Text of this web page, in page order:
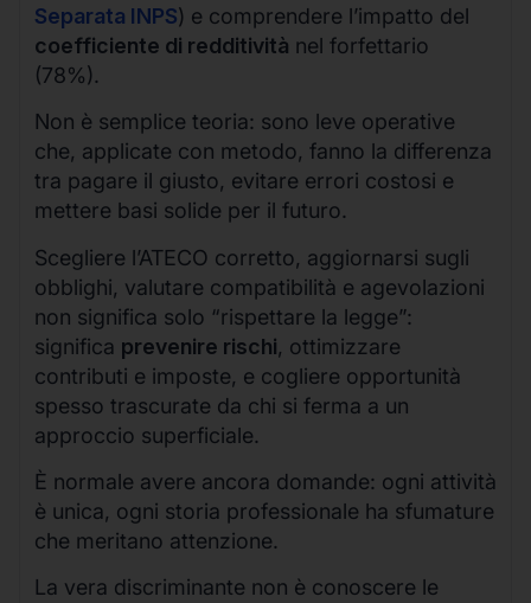
Separata INPS) e comprendere l’impatto del
coefficiente di redditività nel forfettario
(78%).
Non è semplice teoria: sono leve operative
che, applicate con metodo, fanno la differenza
tra pagare il giusto, evitare errori costosi e
mettere basi solide per il futuro.
Scegliere l’ATECO corretto, aggiornarsi sugli
obblighi, valutare compatibilità e agevolazioni
non significa solo “rispettare la legge”:
significa prevenire rischi, ottimizzare
contributi e imposte, e cogliere opportunità
spesso trascurate da chi si ferma a un
approccio superficiale.
È normale avere ancora domande: ogni attività
è unica, ogni storia professionale ha sfumature
che meritano attenzione.
La vera discriminante non è conoscere le